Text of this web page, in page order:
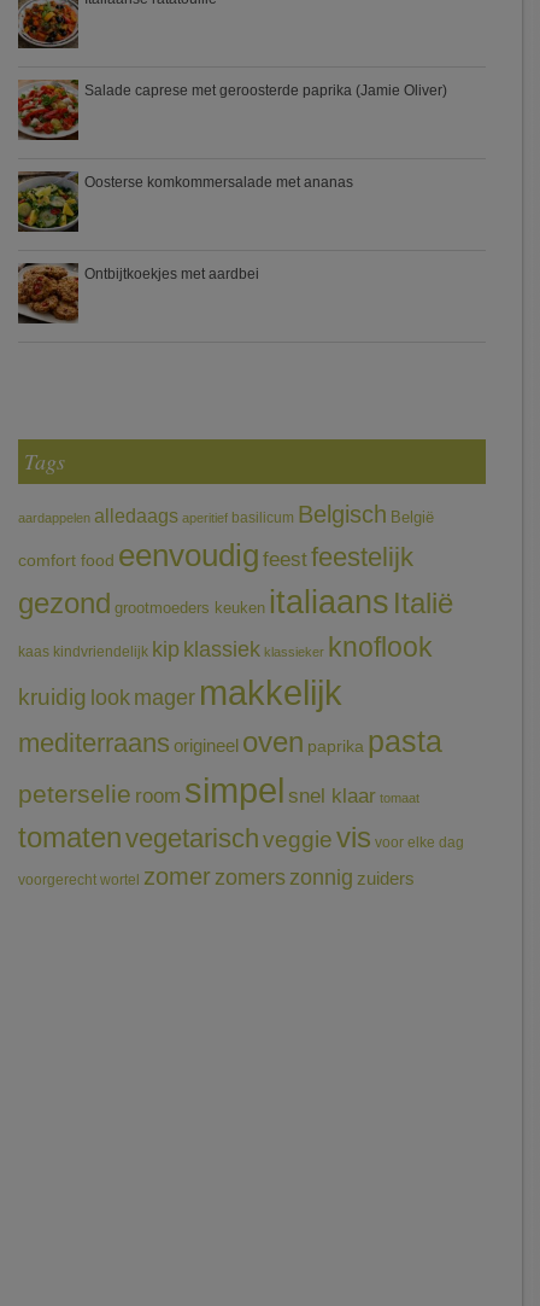
Salade caprese met geroosterde paprika (Jamie Oliver)
Oosterse komkommersalade met ananas
Ontbijtkoekjes met aardbei
Tags
aardappelen alledaags aperitief basilicum Belgisch België
comfort food eenvoudig feestfeestelijk
gezond grootmoeders keuken italiaans Italië
kaas kindvriendelijk kip klassiek klassieker knoflook
kruidig look mager makkelijk
mediterraans origineel oven paprika pasta
peterselie room simpel snel klaar tomaat
tomatenvegetarischveggievis voor elke dag
voorgerecht wortel zomerzomerszonnig zuiders